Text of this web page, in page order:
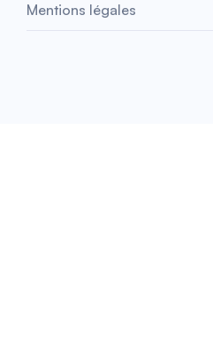
Mentions légales